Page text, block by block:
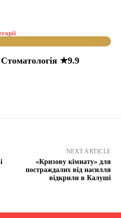
★9.9
NEXT ARTICLE
«Кризову кімнату» для
постраждалих від насилля
відкрили в Калуші